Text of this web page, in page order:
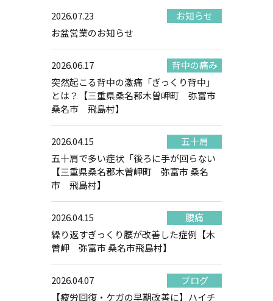
2026.07.23
お知らせ
お盆営業のお知らせ
2026.06.17
背中の痛み
突然起こる背中の激痛「ぎっくり背中」
とは？【三重県桑名郡木曽岬町 弥富市
桑名市 飛島村】
2026.04.15
五十肩
五十肩で多い症状「後ろに手が回らない
【三重県桑名郡木曽岬町 弥富市 桑名
市 飛島村】
2026.04.15
腰痛
繰り返すぎっくり腰が改善した症例【木
曽岬 弥富市 桑名市飛島村】
2026.04.07
ブログ
【疲労回復・ケガの早期改善に】ハイチ